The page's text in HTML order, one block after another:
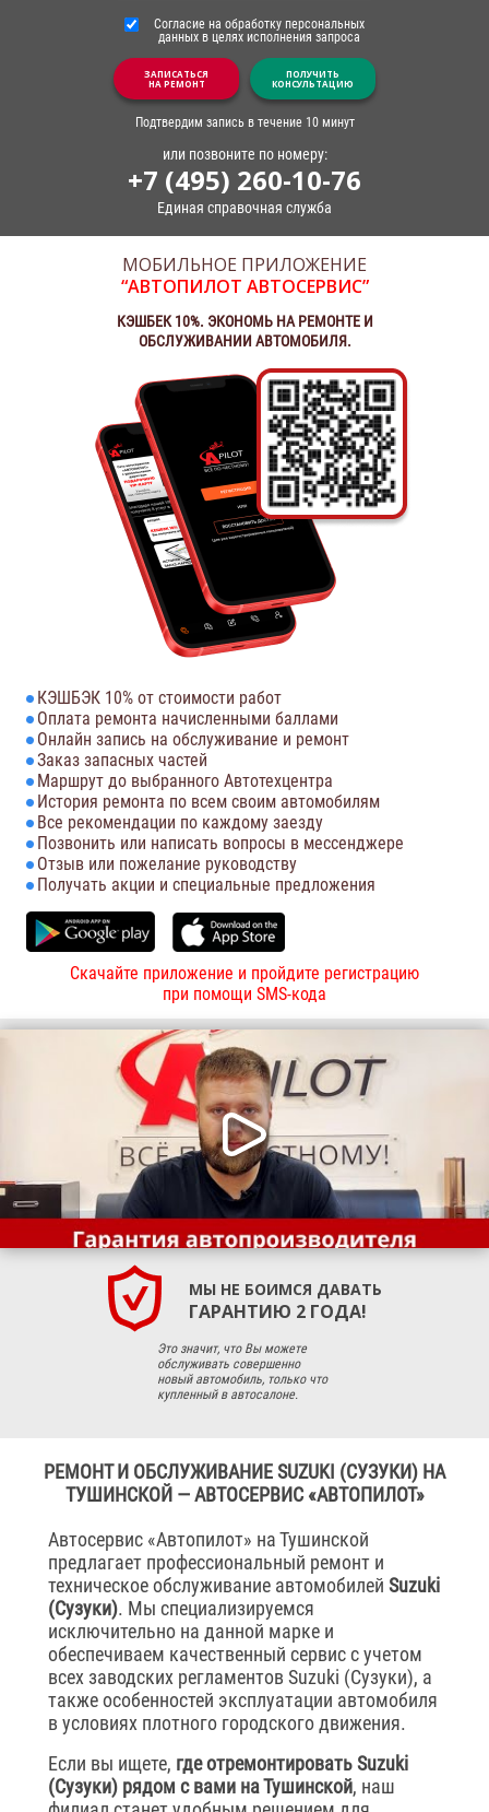
Согласие на обработку персональных
данных в целях исполнения запроса
ЗАПИСАТЬСЯ
НА РЕМОНТ
ПОЛУЧИТЬ
КОНСУЛЬТАЦИЮ
Подтвердим запись в течение 10 минут
или позвоните по номеру:
+7 (495) 260-10-76
Единая справочная служба
МОБИЛЬНОЕ ПРИЛОЖЕНИЕ
“АВТОПИЛОТ АВТОСЕРВИС”
КЭШБЕК 10%. ЭКОНОМЬ НА РЕМОНТЕ И
ОБСЛУЖИВАНИИ АВТОМОБИЛЯ.
КЭШБЭК 10% от стоимости работ
Оплата ремонта начисленными баллами
Онлайн запись на обслуживание и ремонт
Заказ запасных частей
Маршрут до выбранного Автотехцентра
История ремонта по всем своим автомобилям
Все рекомендации по каждому заезду
Позвонить или написать вопросы в мессенджере
Отзыв или пожелание руководству
Получать акции и специальные предложения
Скачайте приложение и пройдите регистрацию
при помощи SMS-кода
МЫ НЕ БОИМСЯ ДАВАТЬ
ГАРАНТИЮ 2 ГОДА!
Это значит, что Вы можете
обслуживать совершенно
новый автомобиль, только что
купленный в автосалоне.
РЕМОНТ И ОБСЛУЖИВАНИЕ SUZUKI (СУЗУКИ) НА
ТУШИНСКОЙ — АВТОСЕРВИС «АВТОПИЛОТ»
Автосервис «Автопилот» на Тушинской
предлагает профессиональный ремонт и
техническое обслуживание автомобилей Suzuki
(Сузуки). Мы специализируемся
исключительно на данной марке и
обеспечиваем качественный сервис с учетом
всех заводских регламентов Suzuki (Сузуки), а
также особенностей эксплуатации автомобиля
в условиях плотного городского движения.
Если вы ищете, где отремонтировать Suzuki
(Сузуки) рядом с вами на Тушинской, наш